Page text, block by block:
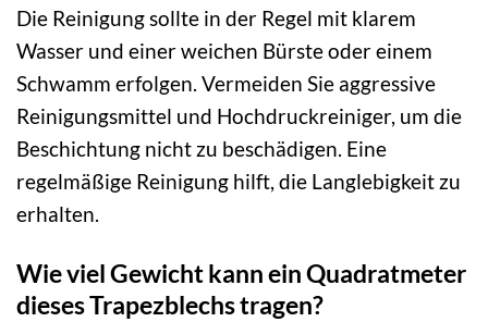
Die Reinigung sollte in der Regel mit klarem
Wasser und einer weichen Bürste oder einem
Schwamm erfolgen. Vermeiden Sie aggressive
Reinigungsmittel und Hochdruckreiniger, um die
Beschichtung nicht zu beschädigen. Eine
regelmäßige Reinigung hilft, die Langlebigkeit zu
erhalten.
Wie viel Gewicht kann ein Quadratmeter
dieses Trapezblechs tragen?